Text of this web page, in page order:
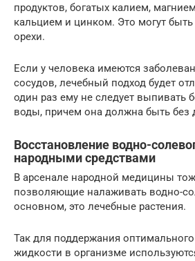
продуктов, богатых калием,
кальцием и цинком. Это могут быть
орехи.
Если у человека имеются
сосудов, лечебный подход будет
один раз ему не следует выпивать
воды, причем она должна быть без
Восстановление водно-
народными средствами
В арсенале народной медицины
позволяющие налаживать водно-
основном, это лечебные растения.
Так для поддержания
жидкости в организме